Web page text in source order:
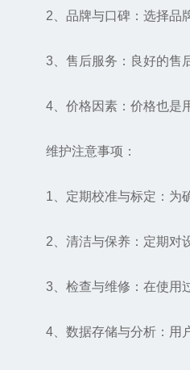
2、品牌与口碑：选择品牌
3、售后服务：良好的售后
4、价格因素：价格也是用
维护注意事项：
1、定期校准与标定：为确
2、清洁与保养：定期对设
3、检查与维修：在使用过
4、数据存储与分析：用户